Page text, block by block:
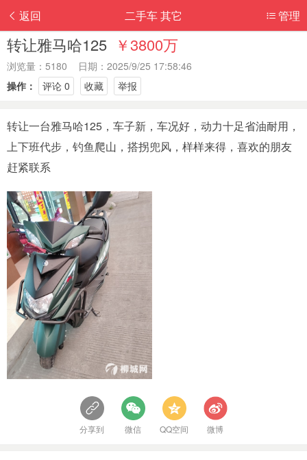
返回 管理
二手车 其它
转让雅马哈125 ￥3800万
浏览量：5180 日期：2025/9/25 17:58:46
操作：
评论 0 收藏 举报
转让一台雅马哈125，车子新，车况好，动力十足省油耐用，
上下班代步，钓鱼爬山，搭拐兜风，样样来得，喜欢的朋友
赶紧联系
分享到 微信 QQ空间 微博